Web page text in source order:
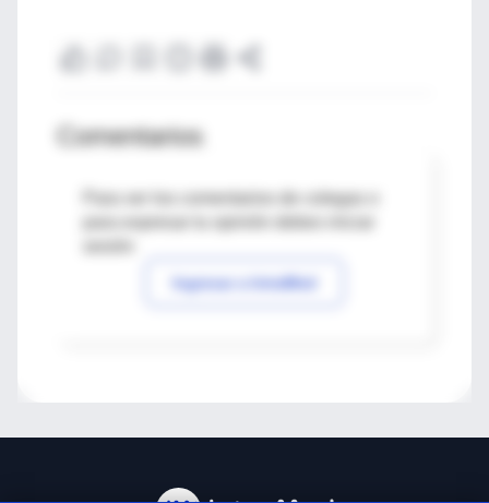
Comentarios
Para ver los comentarios de colegas o
Ingresar a IntraMed